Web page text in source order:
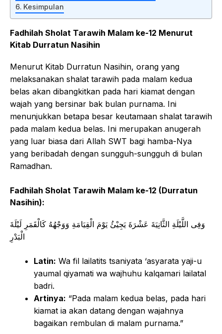
Kesimpulan
Fadhilah Sholat Tarawih Malam ke-12 Menurut
Kitab Durratun Nasihin
Menurut Kitab Durratun Nasihin, orang yang
melaksanakan shalat tarawih pada malam kedua
belas akan dibangkitkan pada hari kiamat dengan
wajah yang bersinar bak bulan purnama. Ini
menunjukkan betapa besar keutamaan shalat tarawih
pada malam kedua belas. Ini merupakan anugerah
yang luar biasa dari Allah SWT bagi hamba-Nya
yang beribadah dengan sungguh-sungguh di bulan
Ramadhan.
Fadhilah Sholat Tarawih Malam ke-12 (Durratun
Nasihin):
وَفِى اللَّيْلَةِ الثَّانِيَةَ عَشْرَةَ يَجِيْئُ يَوْمَ الْقِيَامَةِ وَوَجْهُهُ كَالْقَمَرِ لَيْلَةَ
الْبَدْرِ
Latin: Wa fil lailatits tsaniyata ‘asyarata yaji-u
yaumal qiyamati wa wajhuhu kalqamari lailatal
badri.
Artinya: “Pada malam kedua belas, pada hari
kiamat ia akan datang dengan wajahnya
bagaikan rembulan di malam purnama.”